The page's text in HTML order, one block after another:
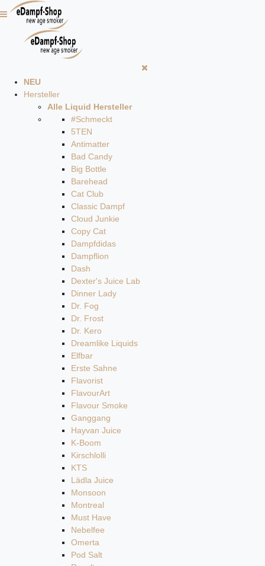
NEU
Hersteller
Alle Liquid Hersteller
#Schmeckt
5TEN
Antimatter
Bad Candy
Big Bottle
Barehead
Cat Club
Classic Dampf
Cloud Junkie
Copy Cat
Dampfdidas
Dampflion
Dash
Dexter's Juice Lab
Dinner Lady
Dr. Fog
Dr. Frost
Dr. Kero
Dreamlike Liquids
Elfbar
Erste Sahne
Flavorist
FlavourArt
Flavour Smoke
Ganggang
Hayvan Juice
K-Boom
Kirschlolli
KTS
Lädla Juice
Monsoon
Montreal
Must Have
Nebelfee
Omerta
Pod Salt